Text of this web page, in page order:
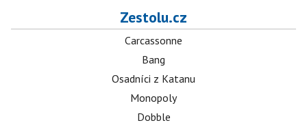
Zestolu.cz
Carcassonne
Bang
Osadníci z Katanu
Monopoly
Dobble